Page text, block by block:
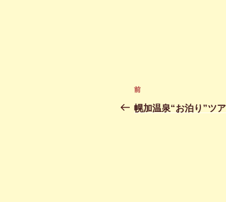
投
稿
前
の
前
幌加温泉“お泊り”ツ